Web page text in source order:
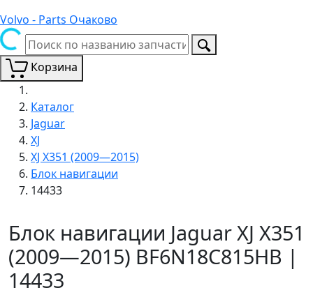
Volvo - Parts Очаково
Корзина
Каталог
Jaguar
XJ
XJ X351 (2009—2015)
Блок навигации
14433
Блок навигации Jaguar XJ X351
(2009—2015) BF6N18C815HB |
14433